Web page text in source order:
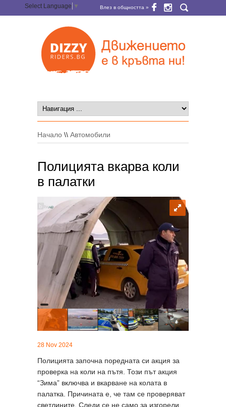
Select Language ▼ Влез в общността »
Начало \\ Автомобили
Полицията вкарва коли
в палатки
28 Nov 2024
Полицията започна поредната си акция за
проверка на коли на пътя. Този път акция
“Зима” включва и вкарване на колата в
палатка. Причината е, че там се проверяват
светлините. Следи се не само за изгорели